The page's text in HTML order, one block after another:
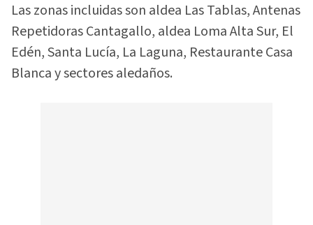
Las zonas incluidas son aldea Las Tablas, Antenas
Repetidoras Cantagallo, aldea Loma Alta Sur, El
Edén, Santa Lucía, La Laguna, Restaurante Casa
Blanca y sectores aledaños.